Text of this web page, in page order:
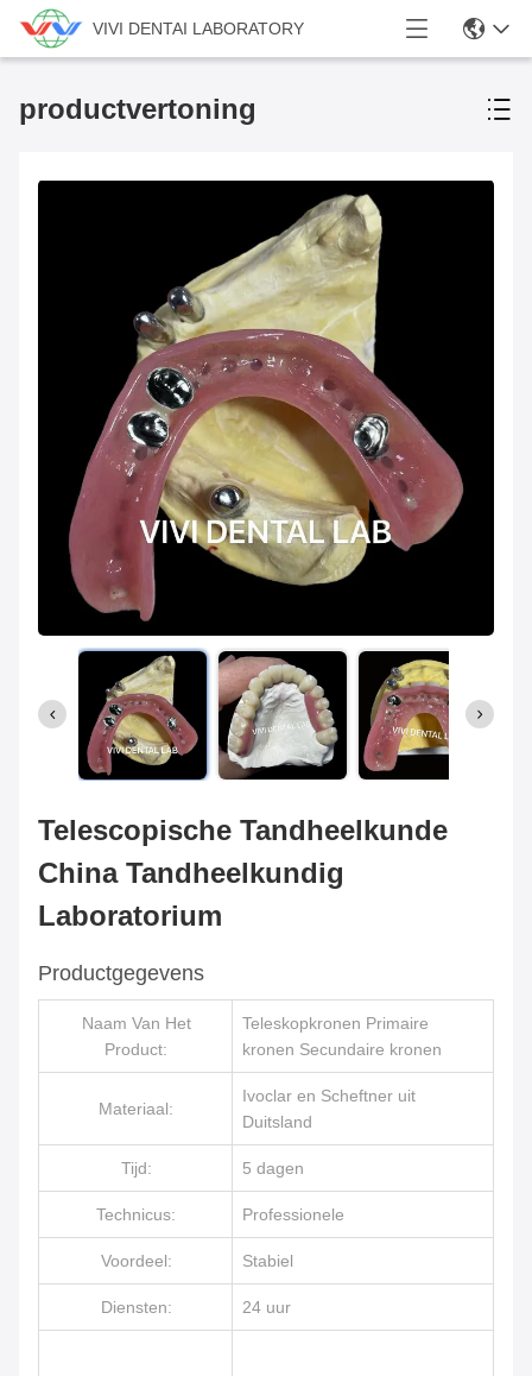
VIVI DENTAI LABORATORY
productvertoning
Telescopische Tandheelkunde
China Tandheelkundig
Laboratorium
Productgegevens
Naam Van Het
Product:
Teleskopkronen Primaire
kronen Secundaire kronen
Materiaal:
Ivoclar en Scheftner uit
Duitsland
Tijd: 5 dagen
Technicus: Professionele
Voordeel: Stabiel
Diensten: 24 uur